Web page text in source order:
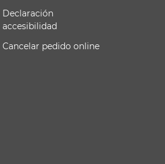
Declaración
accesibilidad
Cancelar pedido online